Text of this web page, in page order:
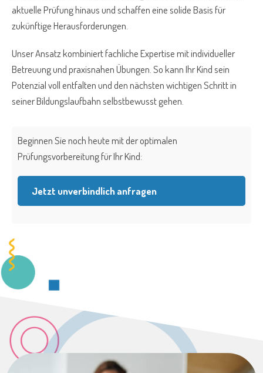
aktuelle Prüfung hinaus und schaffen eine solide Basis für
zukünftige Herausforderungen.
Unser Ansatz kombiniert fachliche Expertise mit individueller
Betreuung und praxisnahen Übungen. So kann Ihr Kind sein
Potenzial voll entfalten und den nächsten wichtigen Schritt in
seiner Bildungslaufbahn selbstbewusst gehen.
Beginnen Sie noch heute mit der optimalen
Prüfungsvorbereitung für Ihr Kind:
Jetzt unverbindlich anfragen